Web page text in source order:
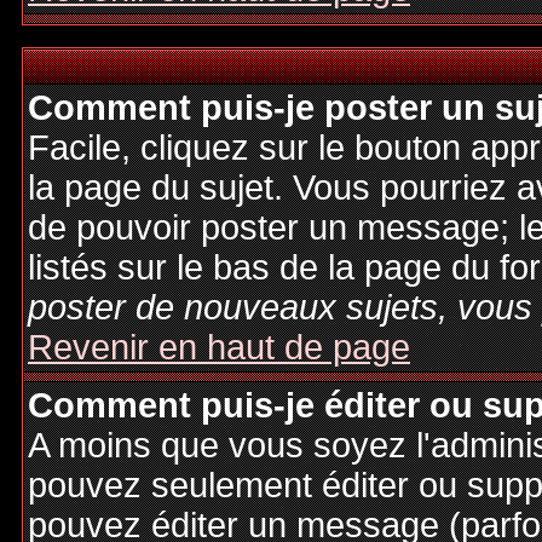
Comment puis-je poster un
Facile, cliquez sur le bouton
la page du sujet. Vous pourriez
de pouvoir poster un message;
listés sur le bas de la page du
poster de nouveaux sujets,
Revenir en haut de page
Comment puis-je éditer ou
A moins que vous soyez
pouvez seulement éditer ou
pouvez éditer un message